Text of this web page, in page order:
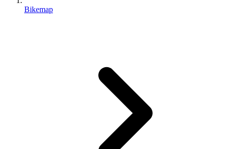
Bikemap